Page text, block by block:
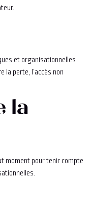
et organisationnelles
la perte, l’accès non
la
moment pour tenir compte